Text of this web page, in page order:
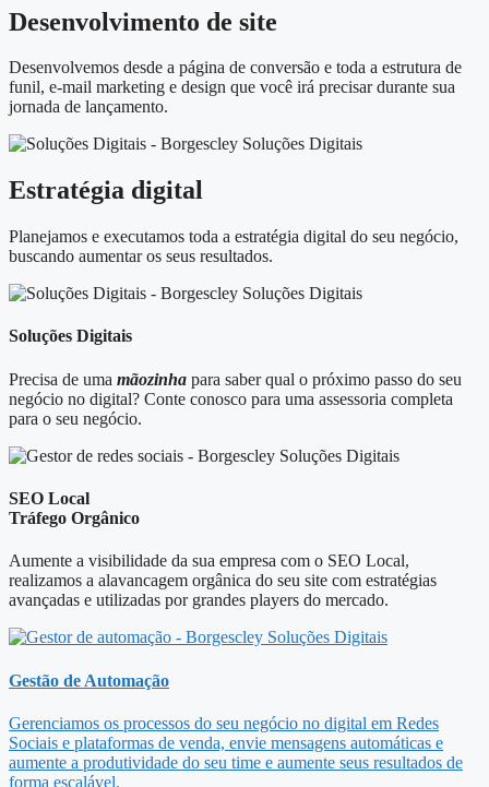
Desenvolvimento de site
Desenvolvemos desde a página de conversão e toda a estrutura de
funil, e-mail marketing e design que você irá precisar durante sua
jornada de lançamento.
Estratégia digital
Planejamos e executamos toda a estratégia digital do seu negócio,
buscando aumentar os seus resultados.​
Soluções Digitais
Precisa de uma mãozinha para saber qual o próximo passo do seu
negócio no digital? Conte conosco para uma assessoria completa
para o seu negócio.
SEO Local
Tráfego Orgânico
Aumente a visibilidade da sua empresa com o SEO Local,
realizamos a alavancagem orgânica do seu site com estratégias
avançadas e utilizadas por grandes players do mercado.
Gestão de Automação
Gerenciamos os processos do seu negócio no digital em Redes
Sociais e plataformas de venda, envie mensagens automáticas e
aumente a produtividade do seu time e aumente seus resultados de
forma escalável.